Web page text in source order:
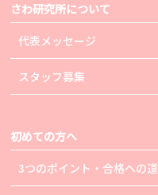
さわ研究所について
代表メッセージ
スタッフ募集
初めての方へ
3つのポイント・合格への道